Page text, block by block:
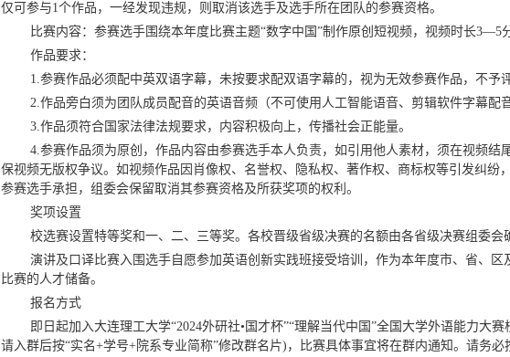
仅可参与1个作品，一经发现违规，则取消该选手及选手所在团队的参赛资格。
比赛内容： 参赛选手围绕本年度比赛主题“数字中国”制作原创短视频，视频时长3—5
作品要求：
1.参赛作品必须配中英双语字幕，未按要求配双语字幕的，视为无效参赛作品，不予评
2.作品旁白须为团队成员配音的英语音频（不可使用人工智能语音、剪辑软件字幕配
3.作品须符合国家法律法规要求，内容积极向上，传播社会正能量。
4.参赛作品须为原创，作品内容由参赛选手本人负责，如引用他人素材，须在视频结
保视频无版权争议。如视频作品因肖像权、名誉权、隐私权、著作权、商标权等引发纠纷
参赛选手承担，组委会保留取消其参赛资格及所获奖项的权利。
奖项设置
校选赛设置特等奖和一、二、三等奖。各校晋级省级决赛的名额由各省级决赛组委会
演讲及口译比赛入围选手自愿参加英语创新实践班接受培训，作为本年度市、省、区
比赛的人才储备。
报名方式
即日起加入大连理工大学“2024外研社•国才杯”“理解当代中国”全国大学外语能力大赛
请入群后按“实名+学号+院系专业简称”修改群名片) ，比赛具体事宜将在群内通知。 请务必